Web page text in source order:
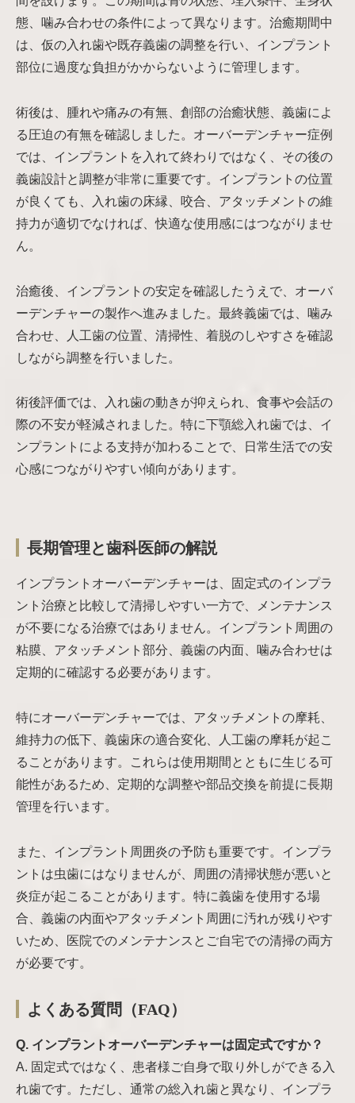
態、噛み合わせの条件によって異なります。治癒期間中
は、仮の入れ歯や既存義歯の調整を行い、インプラント
部位に過度な負担がかからないように管理します。
術後は、腫れや痛みの有無、創部の治癒状態、義歯によ
る圧迫の有無を確認しました。オーバーデンチャー症例
では、インプラントを入れて終わりではなく、その後の
義歯設計と調整が非常に重要です。インプラントの位置
が良くても、入れ歯の床縁、咬合、アタッチメントの維
持力が適切でなければ、快適な使用感にはつながりませ
ん。
治癒後、インプラントの安定を確認したうえで、オーバ
ーデンチャーの製作へ進みました。最終義歯では、噛み
合わせ、人工歯の位置、清掃性、着脱のしやすさを確認
しながら調整を行いました。
術後評価では、入れ歯の動きが抑えられ、食事や会話の
際の不安が軽減されました。特に下顎総入れ歯では、イ
ンプラントによる支持が加わることで、日常生活での安
心感につながりやすい傾向があります。
長期管理と歯科医師の解説
インプラントオーバーデンチャーは、固定式のインプラ
ント治療と比較して清掃しやすい一方で、メンテナンス
が不要になる治療ではありません。インプラント周囲の
粘膜、アタッチメント部分、義歯の内面、噛み合わせは
定期的に確認する必要があります。
特にオーバーデンチャーでは、アタッチメントの摩耗、
維持力の低下、義歯床の適合変化、人工歯の摩耗が起こ
ることがあります。これらは使用期間とともに生じる可
能性があるため、定期的な調整や部品交換を前提に長期
管理を行います。
また、インプラント周囲炎の予防も重要です。インプラ
ントは虫歯にはなりませんが、周囲の清掃状態が悪いと
炎症が起こることがあります。特に義歯を使用する場
合、義歯の内面やアタッチメント周囲に汚れが残りやす
いため、医院でのメンテナンスとご自宅での清掃の両方
が必要です。
よくある質問（FAQ）
Q. インプラントオーバーデンチャーは固定式ですか？
A. 固定式ではなく、患者様ご自身で取り外しができる入
れ歯です。ただし、通常の総入れ歯と異なり、インプラ